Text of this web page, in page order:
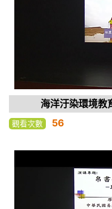
海洋汙染環境教
觀看次數 56